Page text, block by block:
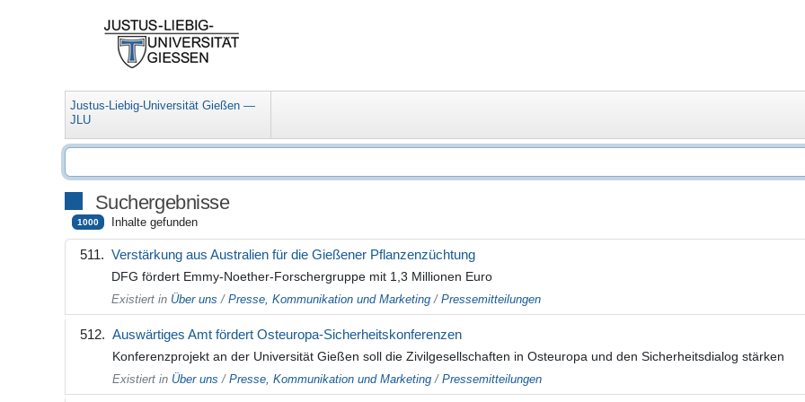
Justus-Liebig-Universität Gießen —
JLU
Suchergebnisse
1000 Inhalte gefunden
Verstärkung aus Australien für die Gießener Pflanzenzüchtung
DFG fördert Emmy-Noether-Forschergruppe mit 1,3 Millionen Euro
Existiert in Über uns / Presse, Kommunikation und Marketing / Pressemitteilungen
Auswärtiges Amt fördert Osteuropa-Sicherheitskonferenzen
Konferenzprojekt an der Universität Gießen soll die Zivilgesellschaften in Osteuropa und den Sicherheitsdialog stärken
Existiert in Über uns / Presse, Kommunikation und Marketing / Pressemitteilungen